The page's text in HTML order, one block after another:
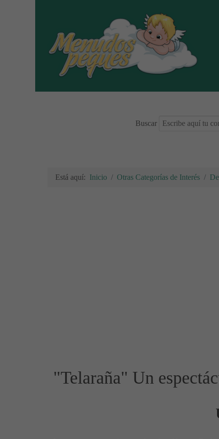
Buscar
Está aquí: Inicio Otras Categorías de Interés
"Telaraña" Un